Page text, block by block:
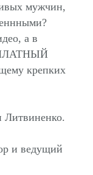
мужчин,
а в
крепких
Литвиненко.
и ведущий